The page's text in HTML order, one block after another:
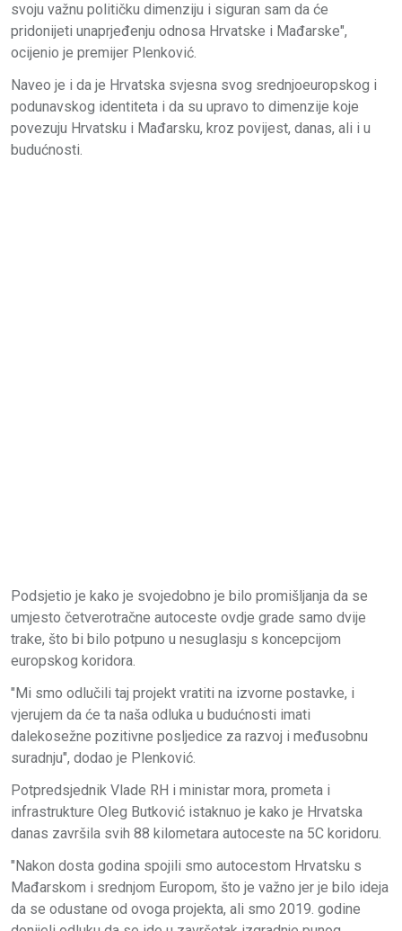
svoju važnu političku dimenziju i siguran sam da će
pridonijeti unaprjeđenju odnosa Hrvatske i Mađarske",
ocijenio je premijer Plenković.
Naveo je i da je Hrvatska svjesna svog srednjoeuropskog i
podunavskog identiteta i da su upravo to dimenzije koje
povezuju Hrvatsku i Mađarsku, kroz povijest, danas, ali i u
budućnosti.
Podsjetio je kako je svojedobno je bilo promišljanja da se
umjesto četverotračne autoceste ovdje grade samo dvije
trake, što bi bilo potpuno u nesuglasju s koncepcijom
europskog koridora.
"Mi smo odlučili taj projekt vratiti na izvorne postavke, i
vjerujem da će ta naša odluka u budućnosti imati
dalekosežne pozitivne posljedice za razvoj i međusobnu
suradnju", dodao je Plenković.
Potpredsjednik Vlade RH i ministar mora, prometa i
infrastrukture Oleg Butković istaknuo je kako je Hrvatska
danas završila svih 88 kilometara autoceste na 5C koridoru.
"Nakon dosta godina spojili smo autocestom Hrvatsku s
Mađarskom i srednjom Europom, što je važno jer je bilo ideja
da se odustane od ovoga projekta, ali smo 2019. godine